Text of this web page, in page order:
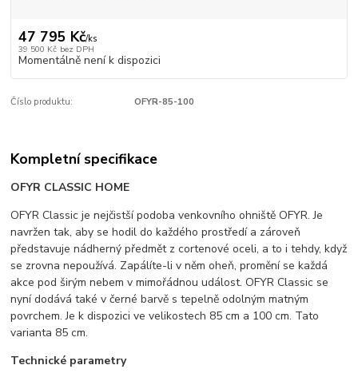
47 795 Kč/ks
39 500 Kč bez DPH
Momentálně není k dispozici
Číslo produktu: OFYR-85-100
Kompletní specifikace
OFYR CLASSIC HOME
OFYR Classic je nejčistší podoba venkovního ohniště OFYR. Je
navržen tak, aby se hodil do každého prostředí a zároveň
představuje nádherný předmět z cortenové oceli, a to i tehdy, když
se zrovna nepoužívá. Zapálíte-li v něm oheň, promění se každá
akce pod širým nebem v mimořádnou událost. OFYR Classic se
nyní dodává také v černé barvě s tepelně odolným matným
povrchem. Je k dispozici ve velikostech 85 cm a 100 cm. Tato
varianta 85 cm.
Technické parametry